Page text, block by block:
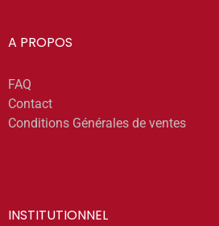
A PROPOS
FAQ
Contact
Conditions Générales de ventes
INSTITUTIONNEL